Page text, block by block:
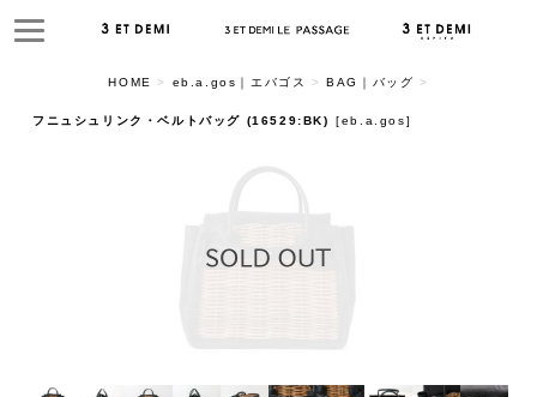
HOME > eb.a.gos｜エバゴス > BAG｜バッグ >
フニュシュリンク・ベルトバッグ (16529:BK) [eb.a.gos]